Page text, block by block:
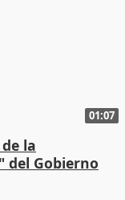
01:07
la
del Gobierno